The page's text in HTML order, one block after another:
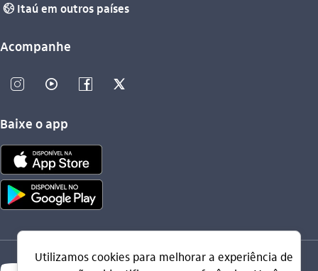
globo_outline Itaú em outros países
Acompanhe
instagram_outline video_outline facebook_outline twitter_outline
Baixe o app